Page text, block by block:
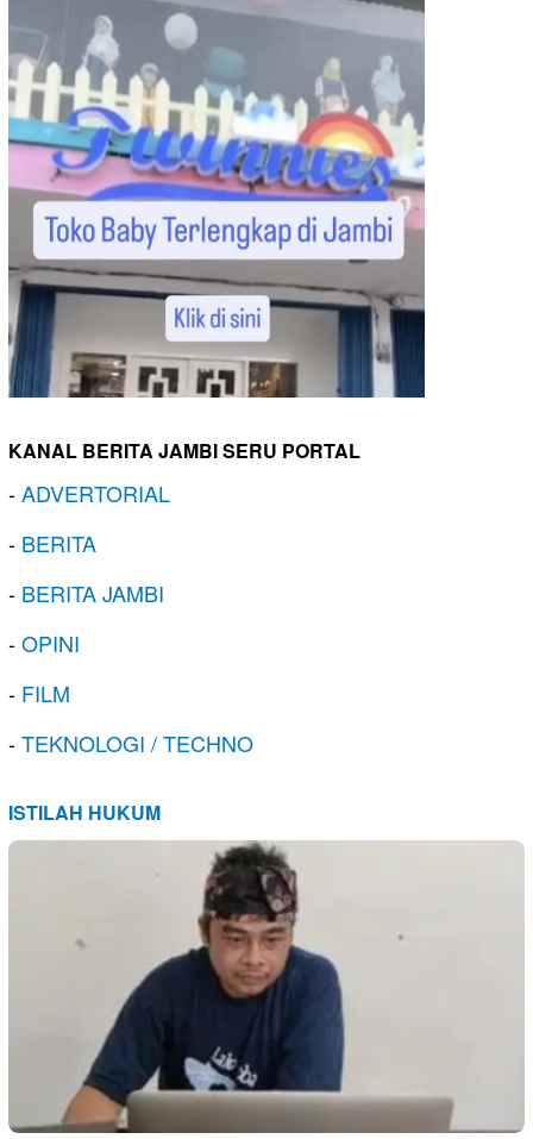
KANAL BERITA JAMBI SERU PORTAL
-ADVERTORIAL
- BERITA
- BERITA JAMBI
-OPINI
- FILM
-TEKNOLOGI / TECHNO
ISTILAH HUKUM